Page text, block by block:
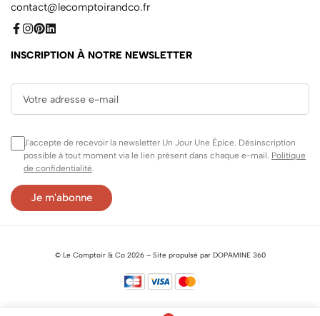
contact@lecomptoirandco.fr
INSCRIPTION À NOTRE NEWSLETTER
J'accepte de recevoir la newsletter Un Jour Une Épice. Désinscription
possible à tout moment via le lien présent dans chaque e-mail. Politique
de confidentialité.
© Le Comptoir & Co2026 – Site propulsé par DOPAMINE 360